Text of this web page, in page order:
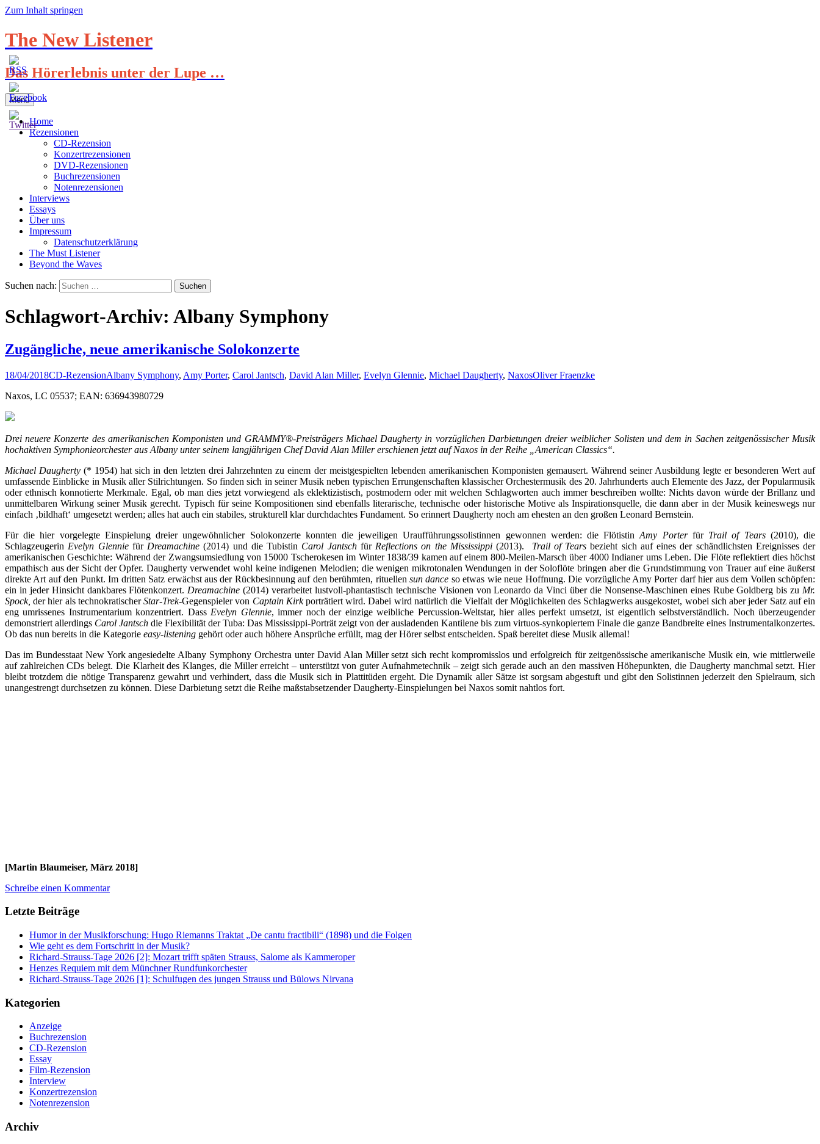
Zum Inhalt springen
The New Listener
Das Hörerlebnis unter der Lupe …
Menü
Home
Rezensionen
CD-Rezension
Konzertrezensionen
DVD-Rezensionen
Buchrezensionen
Notenrezensionen
Interviews
Essays
Über uns
Impressum
Datenschutzerklärung
The Must Listener
Beyond the Waves
Suchen nach:
Schlagwort-Archiv: Albany Symphony
Zugängliche, neue amerikanische Solokonzerte
18/04/2018CD-RezensionAlbany Symphony, Amy Porter, Carol Jantsch, David Alan Miller, Evelyn Glennie, Michael Daugherty, NaxosOliver Fraenzke
Naxos, LC 05537; EAN: 636943980729
Drei neuere Konzerte des amerikanischen Komponisten und GRAMMY®-Preisträgers Michael Daugherty in vorzüglichen Darbietungen dreier weiblicher Solisten und dem in Sachen zeitgenössischer Musik
hochaktiven Symphonieorchester aus Albany unter seinem langjährigen Chef David Alan Miller erschienen jetzt auf Naxos in der Reihe „American Classics“.
Michael Daugherty(* 1954) hat sich in den letzten drei Jahrzehnten zu einem der meistgespielten lebenden amerikanischen Komponisten gemausert. Während seiner Ausbildung legte er besonderen Wert auf
umfassende Einblicke in Musik aller Stilrichtungen. So finden sich in seiner Musik neben typischen Errungenschaften klassischer Orchestermusik des 20. Jahrhunderts auch Elemente des Jazz, der Popularmusik
oder ethnisch konnotierte Merkmale. Egal, ob man dies jetzt vorwiegend als eklektizistisch, postmodern oder mit welchen Schlagworten auch immer beschreiben wollte: Nichts davon würde der Brillanz und
unmittelbaren Wirkung seiner Musik gerecht. Typisch für seine Kompositionen sind ebenfalls literarische, technische oder historische Motive als Inspirationsquelle, die dann aber in der Musik keineswegs nur
einfach ‚bildhaft‘ umgesetzt werden; alles hat auch ein stabiles, strukturell klar durchdachtes Fundament. So erinnert Daugherty noch am ehesten an den großen Leonard Bernstein.
Für die hier vorgelegte Einspielung dreier ungewöhnlicher Solokonzerte konnten die jeweiligen Uraufführungssolistinnen gewonnen werden: die FlötistinAmy Porterfür Trail of Tears(2010), die
Schlagzeugerin Evelyn Glenniefür Dreamachine(2014) und die Tubistin Carol Jantschfür Reflections on the Mississippi (2013). Trail of Tears bezieht sich auf eines der schändlichsten Ereignisses der
amerikanischen Geschichte: Während der Zwangsumsiedlung von 15000 Tscherokesen im Winter 1838/39 kamen auf einem 800-Meilen-Marsch über 4000 Indianer ums Leben. Die Flöte reflektiert dies höchst
empathisch aus der Sicht der Opfer. Daugherty verwendet wohl keine indigenen Melodien; die wenigen mikrotonalen Wendungen in der Soloflöte bringen aber die Grundstimmung von Trauer auf eine äußerst
direkte Art auf den Punkt. Im dritten Satz erwächst aus der Rückbesinnung auf den berühmten, rituellen sun dance so etwas wie neue Hoffnung. Die vorzügliche Amy Porter darf hier aus dem Vollen schöpfen:
ein in jeder Hinsicht dankbares Flötenkonzert. Dreamachine(2014) verarbeitet lustvoll-phantastisch technische Visionen von Leonardo da Vinci über die Nonsense-Maschinen eines Rube Goldberg bis zu Mr.
Spock,der hier als technokratischerStar-Trek-Gegenspieler von Captain Kirkporträtiert wird. Dabei wird natürlich die Vielfalt der Möglichkeiten des Schlagwerks ausgekostet, wobei sich aber jeder Satz auf ein
eng umrissenes Instrumentarium konzentriert. Dass Evelyn Glennie, immer noch der einzige weibliche Percussion-Weltstar, hier alles perfekt umsetzt, ist eigentlich selbstverständlich. Noch überzeugender
demonstriert allerdings Carol Jantsch die Flexibilität der Tuba: Das Mississippi-Porträt zeigt von der ausladenden Kantilene bis zum virtuos-synkopiertem Finale die ganze Bandbreite eines Instrumentalkonzertes.
Ob das nun bereits in die Kategorie easy-listening gehört oder auch höhere Ansprüche erfüllt, mag der Hörer selbst entscheiden. Spaß bereitet diese Musik allemal!
Das im Bundesstaat New York angesiedelte Albany Symphony Orchestra unter David Alan Miller setzt sich recht kompromisslos und erfolgreich für zeitgenössische amerikanische Musik ein, wie mittlerweile
auf zahlreichen CDs belegt. Die Klarheit des Klanges, die Miller erreicht – unterstützt von guter Aufnahmetechnik – zeigt sich gerade auch an den massiven Höhepunkten, die Daugherty manchmal setzt. Hier
bleibt trotzdem die nötige Transparenz gewahrt und verhindert, dass die Musik sich in Plattitüden ergeht. Die Dynamik aller Sätze ist sorgsam abgestuft und gibt den Solistinnen jederzeit den Spielraum, sich
unangestrengt durchsetzen zu können. Diese Darbietung setzt die Reihe maßstabsetzender Daugherty-Einspielungen bei Naxos somit nahtlos fort.
[Martin Blaumeiser, März 2018]
Schreibe einen Kommentar
Letzte Beiträge
Humor in der Musikforschung: Hugo Riemanns Traktat „De cantu fractibili“ (1898) und die Folgen
Wie geht es dem Fortschritt in der Musik?
Richard-Strauss-Tage 2026 [2]: Mozart trifft späten Strauss, Salome als Kammeroper
Henzes Requiem mit dem Münchner Rundfunkorchester
Richard-Strauss-Tage 2026 [1]: Schulfugen des jungen Strauss und Bülows Nirvana
Kategorien
Anzeige
Buchrezension
CD-Rezension
Essay
Film-Rezension
Interview
Konzertrezension
Notenrezension
Archiv